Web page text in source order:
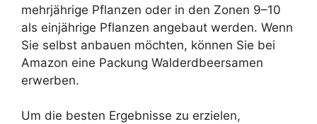
mehrjährige Pflanzen oder in den Zonen 9–10
als einjährige Pflanzen angebaut werden. Wenn
Sie selbst anbauen möchten, können Sie bei
Amazon eine Packung Walderdbeersamen
erwerben.
Um die besten Ergebnisse zu erzielen,